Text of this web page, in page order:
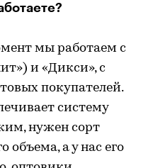
мы работаем с
и «Дикси», с
покупателей.
систему
нужен сорт
объема, а у нас его